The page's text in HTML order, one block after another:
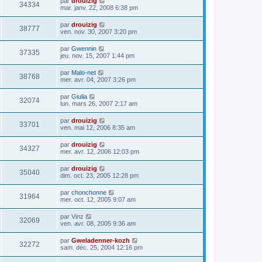
34334
mar. janv. 22, 2008 6:38 pm
38777 par drouizig
ven. nov. 30, 2007 3:20 pm
37335 par Gwennin
jeu. nov. 15, 2007 1:44 pm
38768 par Malo-net
mer. avr. 04, 2007 3:26 pm
32074 par Giulia
lun. mars 26, 2007 2:17 am
33701 par drouizig
ven. mai 12, 2006 8:35 am
34327 par drouizig
mer. avr. 12, 2006 12:03 pm
35040 par drouizig
dim. oct. 23, 2005 12:28 pm
31964 par chonchonne
mer. oct. 12, 2005 9:07 am
32069 par Vinz
ven. avr. 08, 2005 9:36 am
32272 par Gweladenner-kozh
sam. déc. 25, 2004 12:16 pm